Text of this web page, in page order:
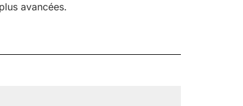
avancées.